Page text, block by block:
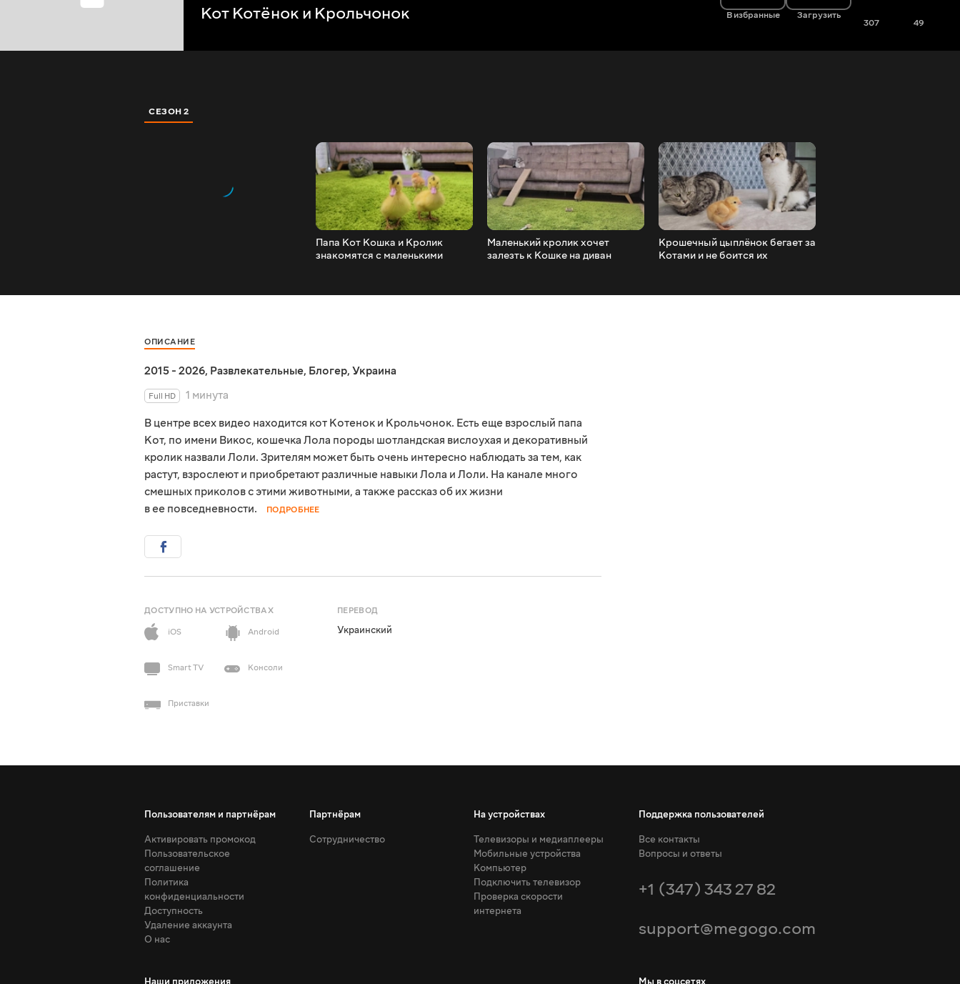
Кот Котёнок и Крольчонок В избранные Загрузить
307 49
СЕЗОН 2
Папа Кот Кошка и Кролик
знакомятся с маленькими
Маленький кролик хочет
залезть к Кошке на диван
Крошечный цыплёнок бегает за
Котами и не боится их
ОПИСАНИЕ
2015 - 2026, Развлекательные, Блогер, Украина
Full HD
1 минута
В центре всех видео находится кот Котенок и Крольчонок. Есть еще взрослый папа
Кот, по имени Викос, кошечка Лола породы шотландская вислоухая и декоративный
кролик назвали Лоли. Зрителям может быть очень интересно наблюдать за тем, как
растут, взрослеют и приобретают различные навыки Лола и Лоли. На канале много
смешных приколов с этими животными, а также рассказ об их жизни
в ее повседневности.
ПОДРОБНЕЕ
ДОСТУПНО НА УСТРОЙСТВАХ
iOS
Android
Smart TV Консоли
Приставки
ПЕРЕВОД
Украинский
Пользователям и партнёрам
Активировать промокод
Пользовательское
соглашение
Политика
конфиденциальности
Доступность
Удаление аккаунта
О нас
Партнёрам
Сотрудничество
На устройствах
Телевизоры и медиаплееры
Мобильные устройства
Компьютер
Подключить телевизор
Проверка скорости
интернета
Поддержка пользователей
Все контакты
Вопросы и ответы
+1 (347) 343 27 82
support@megogo.com